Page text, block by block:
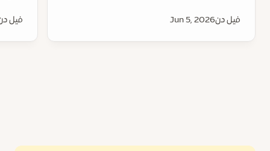
فيل دنJun 5, 2026 فيل